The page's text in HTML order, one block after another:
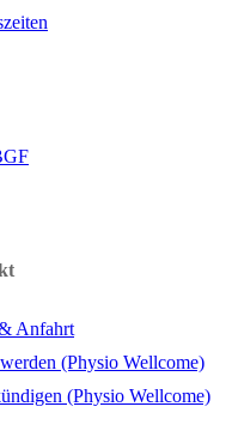
Anfahrt
(Physio Wellcome)
(Physio Wellcome)